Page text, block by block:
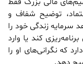
توضیح شفاف و
سرمایه زندگی خود را
کند یا وارد
که نگرانی‌های او را